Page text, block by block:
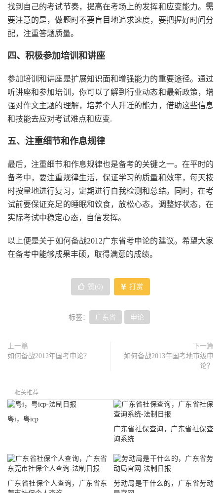
找到自己的考试节奏，提高在考场上的发挥和应变能力。需
要注意的是，做题时不要盲目地追求速度，要把握好时间分
配，注重答题质量。
四、积极参加培训和讲座
参加培训和讲座是扩展知识面和增强能力的重要途径。通过
听讲座和参加培训，你可以了解到行业动态和最新政策，增
强对作文主题的理解，培养个人升迁的能力，借助这些信息
和技能去应对考试难点和应变.
五、注重细节和作息规律
最后，注重细节和作息规律也是备考的关键之一。在平时的
备考中，要注重规律生活，保证学习的质量和效率，每天按
时按量地进行复习，定期进行自我检测和总结。同时，在考
试前要保证充足的睡眠和饮食，放松心态，调整好状态，在
实际考试中稳定心态，自信发挥。
以上便是关于如何备战2012广东省考申论的建议。希望大家
在备考中能够成果丰硕，取得满意的成绩。
赞( 0 ) 打赏
标签： 广东省 申论
上一篇
如何备战2012年国考申论？
下一篇
如何备战2013年国考地市级申
论？
相关推荐
粤i，粤icp
广东省社保查询，广东省社保查
询系统
广东省社保个人查询，广东省东
劳动局是干什么的，广东省劳动